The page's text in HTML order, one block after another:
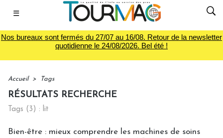
☰
Nos bureaux sont fermés du 27/07 au 16/08. Retour de la newsletter
quotidienne le 24/08/2026. Bel été !
Accueil > Tags
RÉSULTATS RECHERCHE
Tags (3) : lit
Bien-être : mieux comprendre les machines de soins